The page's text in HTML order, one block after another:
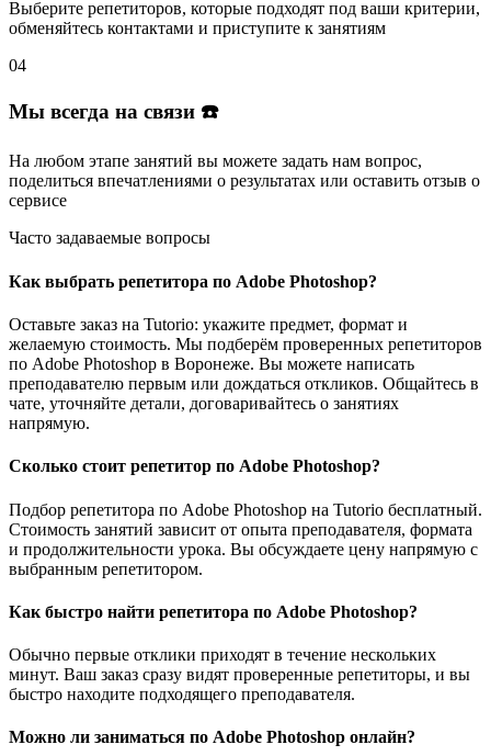
Выберите репетиторов, которые подходят под ваши критерии,
обменяйтесь контактами и приступите к занятиям
04
Мы всегда на связи ☎️
На любом этапе занятий вы можете задать нам вопрос,
поделиться впечатлениями о результатах или оставить отзыв о
сервисе
Часто задаваемые вопросы
Как выбрать репетитора по Adobe Photoshop?
Оставьте заказ на Tutorio: укажите предмет, формат и
желаемую стоимость. Мы подберём проверенных репетиторов
по Adobe Photoshop в Воронеже. Вы можете написать
преподавателю первым или дождаться откликов. Общайтесь в
чате, уточняйте детали, договаривайтесь о занятиях
напрямую.
Сколько стоит репетитор по Adobe Photoshop?
Подбор репетитора по Adobe Photoshop на Tutorio бесплатный.
Стоимость занятий зависит от опыта преподавателя, формата
и продолжительности урока. Вы обсуждаете цену напрямую с
выбранным репетитором.
Как быстро найти репетитора по Adobe Photoshop?
Обычно первые отклики приходят в течение нескольких
минут. Ваш заказ сразу видят проверенные репетиторы, и вы
быстро находите подходящего преподавателя.
Можно ли заниматься по Adobe Photoshop онлайн?